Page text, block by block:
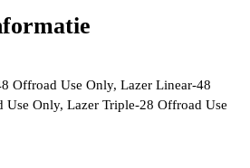
Offroad Use Only, Lazer Linear-48
Use Only, Lazer Triple-28 Offroad Use